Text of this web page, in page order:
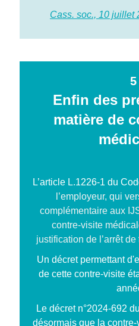
Cass. soc., 10 juillet
5
Enfin des
matière de
L’article L.1226-1 du
l’employeur, qui
complémentaire aux
contre-visite
justification de l’arrêt
Un décret permettant
de cette contre-visite
Le décret n°2024-692
désormais que la